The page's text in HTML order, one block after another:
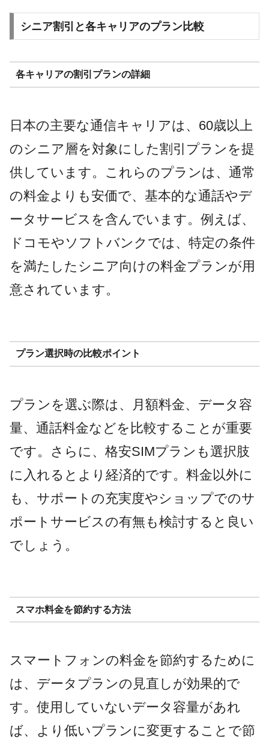
シニア割引と各キャリアのプラン比較
各キャリアの割引プランの詳細
日本の主要な通信キャリアは、60歳以上
のシニア層を対象にした割引プランを提
供しています。これらのプランは、通常
の料金よりも安価で、基本的な通話やデ
ータサービスを含んでいます。例えば、
ドコモやソフトバンクでは、特定の条件
を満たしたシニア向けの料金プランが用
意されています​​​​。
プラン選択時の比較ポイント
プランを選ぶ際は、月額料金、データ容
量、通話料金などを比較することが重要
です。さらに、格安SIMプランも選択肢
に入れるとより経済的です。料金以外に
も、サポートの充実度やショップでのサ
ポートサービスの有無も検討すると良い
でしょう​​​​。
スマホ料金を節約する方法
スマートフォンの料金を節約するために
は、データプランの見直しが効果的で
す。使用していないデータ容量があれ
ば、より低いプランに変更することで節